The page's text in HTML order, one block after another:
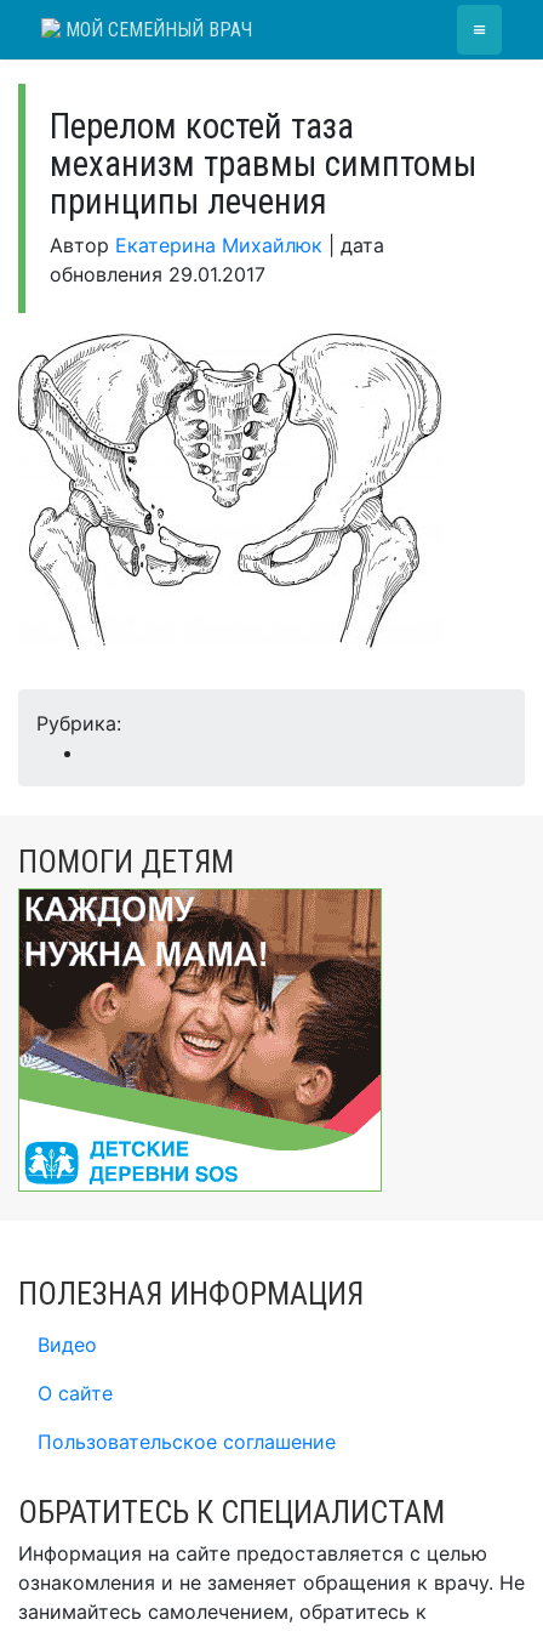
МОЙ СЕМЕЙНЫЙ ВРАЧ ≡
Перелом костей таза
механизм травмы симптомы
принципы лечения
Автор Екатерина Михайлюк
дата
обновления 29.01.2017
Рубрика:
ПОМОГИ ДЕТЯМ
ПОЛЕЗНАЯ ИНФОРМАЦИЯ
Видео
О сайте
Пользовательское соглашение
ОБРАТИТЕСЬ К СПЕЦИАЛИСТАМ
Информация на сайте предоставляется с целью
ознакомления и не заменяет обращения к врачу. Не
занимайтесь самолечением, обратитесь к